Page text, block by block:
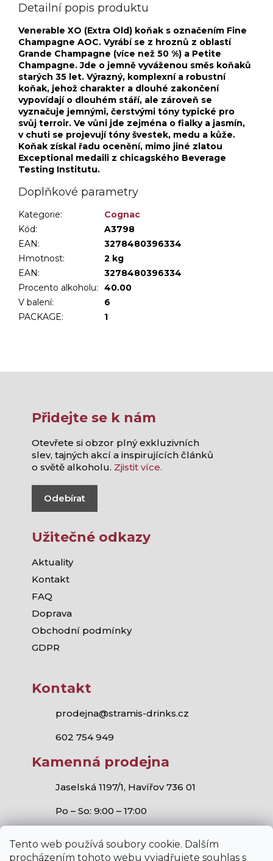
Tento web používá soubory cookie. Dalším
procházením tohoto webu vyjadřujete souhlas s
Detailní popis produktu
Venerable XO (Extra Old) koňak s označením Fine
Champagne AOC. Vyrábí se z hroznů z oblastí
Grande Champagne (více než 50 %) a Petite
Champagne. Jde o jemně vyváženou směs koňaků
starých 35 let. Výrazný, komplexní a robustní
koňak, jehož charakter a dlouhé zakončení
vypovídají o dlouhém stáří, ale zároveň se
vyznačuje jemnými, čerstvými tóny typické pro
svůj terroir. Ve vůni jde zejména o fialky a jasmín,
v chuti se projevují tóny švestek, medu a kůže.
Koňak získal řadu ocenění, mimo jiné zlatou
Exceptional medaili z chicagského Beverage
Testing Institutu.
Doplňkové parametry
Kategorie:
Cognac
Kód:
A3798
EAN:
3278480396334
Hmotnost:
2 kg
EAN:
3278480396334
Procento alkoholu:
40.00
V balení:
6
PACKAGE: 1
Přidejte se k nám
Otevřete si obzor plný exkluzivních
slev, tajných akcí a inspirujících článků
o světě alkoholu. Zjistit více.
Odebírat
Užitečné odkazy
Aktuality
Kontakt
FAQ
Doprava
Obchodní podmínky
GDPR
Kontakt
prodejna@stramis-drinks.cz
602 754 949
Kamenná prodejna
Jaselská 1197/1, Havířov 736 01
Po – So: 9:00 – 17:00